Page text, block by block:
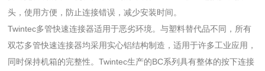
头，使用方便，防止连接错误，减少安装时间。
Twintec多管快速连接器适用于恶劣环境。与塑料替代品不同，所有
双芯多管快速连接器均采用实心铝结构制造，适用于许多工业应用，
同时保持机箱的完整性。Twintec生产的BC系列具有整体的按下连接